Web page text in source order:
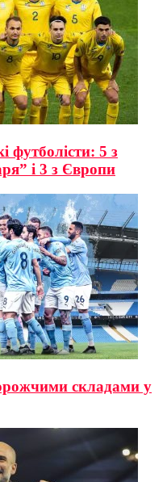
футболісти: 5 з
і 3 з Європи
складами у